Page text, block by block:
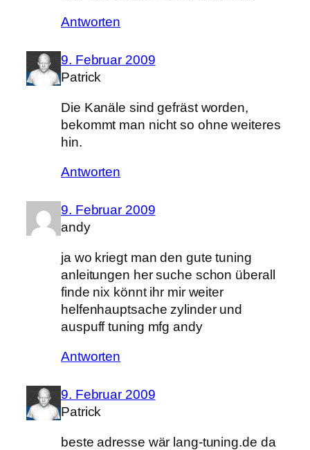
Antworten
9. Februar 2009
Patrick
Die Kanäle sind gefräst worden,
bekommt man nicht so ohne weiteres
hin.
Antworten
9. Februar 2009
andy
ja wo kriegt man den gute tuning
anleitungen her suche schon überall
finde nix könnt ihr mir weiter
helfenhauptsache zylinder und
auspuff tuning mfg andy
Antworten
9. Februar 2009
Patrick
beste adresse wär lang-tuning.de da